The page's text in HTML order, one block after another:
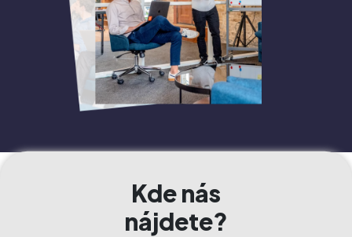
Kde nás
nájdete?